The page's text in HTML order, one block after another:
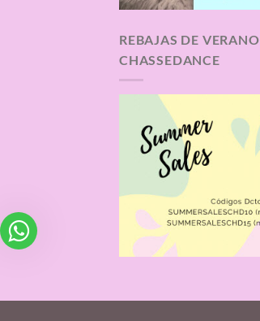
REBAJAS DE VERANO
CHASSEDANCE